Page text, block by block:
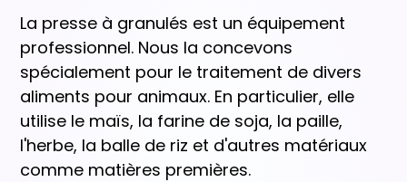
La presse à granulés est un équipement
professionnel. Nous la concevons
spécialement pour le traitement de divers
aliments pour animaux. En particulier, elle
utilise le maïs, la farine de soja, la paille,
l'herbe, la balle de riz et d'autres matériaux
comme matières premières.